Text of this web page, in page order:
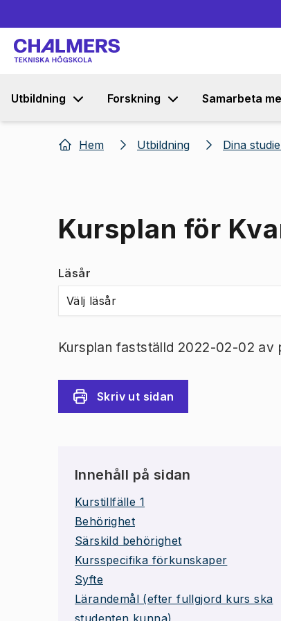
Utbildning Forskning Samarbeta
Hem Utbildning Dina
Kursplan för
Läsår
Välj läsår
Kursplan fastställd 2022-02-02
Skriv ut sidan
Innehåll på sidan
Kurstillfälle 1
Behörighet
Särskild behörighet
Kursspecifika förkunskaper
Syfte
Lärandemål (efter fullgjord kurs ska
studenten kunna)